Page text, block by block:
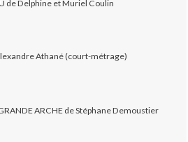
de Delphine et Muriel Coulin
Athané (court-métrage)
ARCHE de Stéphane Demoustier